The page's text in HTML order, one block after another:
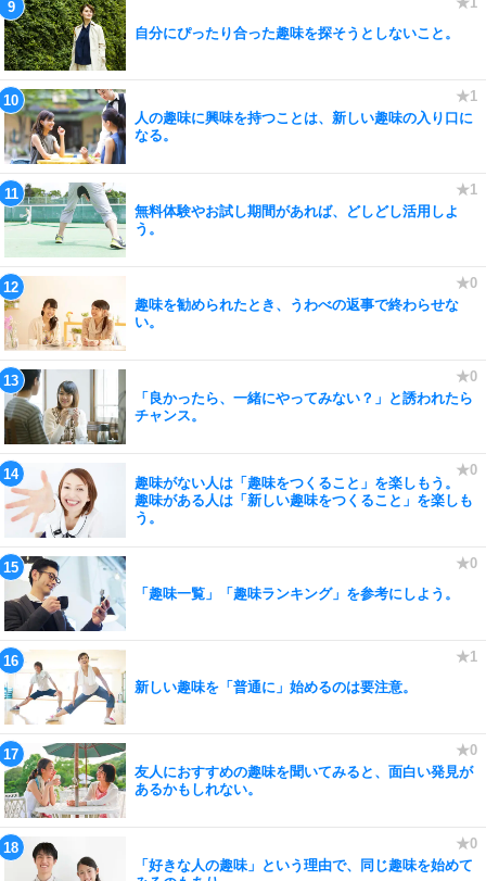
自分にぴったり合った趣味を探そうとしないこと。
人の趣味に興味を持つことは、新しい趣味の入り口に
なる。
無料体験やお試し期間があれば、どしどし活用しよ
う。
趣味を勧められたとき、うわべの返事で終わらせな
い。
「良かったら、一緒にやってみない？」と誘われたら
チャンス。
趣味がない人は「趣味をつくること」を楽しもう。
趣味がある人は「新しい趣味をつくること」を楽しも
う。
「趣味一覧」「趣味ランキング」を参考にしよう。
新しい趣味を「普通に」始めるのは要注意。
友人におすすめの趣味を聞いてみると、面白い発見が
あるかもしれない。
「好きな人の趣味」という理由で、同じ趣味を始めて